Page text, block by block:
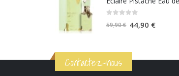
était :
59,90 €.
44,90 €.
59,90€ Le
était :
59,90 €.
44,90 €Le
est :
Contactez-nous